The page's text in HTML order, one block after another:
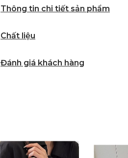
Thông tin chi tiết sản phẩm
Chất liệu
Đánh giá khách hàng